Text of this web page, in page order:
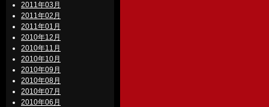
2011年03月
2011年02月
2011年01月
2010年12月
2010年11月
2010年10月
2010年09月
2010年08月
2010年07月
2010年06月